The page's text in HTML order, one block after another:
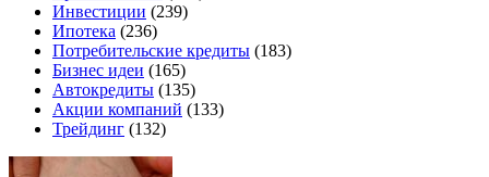
Инвестиции (239)
Ипотека (236)
Потребительские кредиты (183)
Бизнес идеи (165)
Автокредиты (135)
Акции компаний (133)
Трейдинг (132)